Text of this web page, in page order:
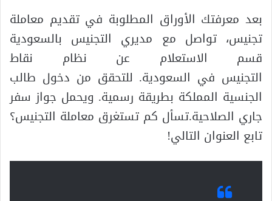
بعد معرفتك الأوراق المطلوبة في تقديم معاملة
تجنيس، تواصل مع مديري التجنيس بالسعودية
قسم الاستعلام عن نظام نقاط
التجنيس في السعودية. للتحقق من دخول طالب
الجنسية المملكة بطريقة رسمية. ويحمل جواز سفر
جاري الصلاحية.تسأل كم تستغرق معاملة التجنيس؟
تابع العنوان التالي!